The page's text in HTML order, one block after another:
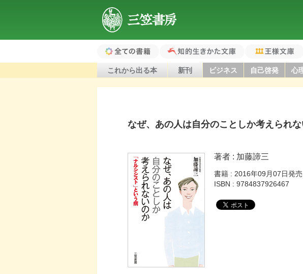
全ての書籍（ホ
ーム）
知的生きかた文庫 王様文庫
これから出る本 新刊 ビジネス 自己啓発 心
なぜ、あの人は自分のことしか考えられ
著者 加藤諦三
書籍
2016年09月07日発売
ISBN
9784837926467